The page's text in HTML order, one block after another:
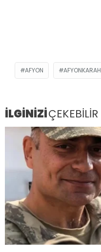
AFYON
İLGİNİZİÇEKEBİLİR